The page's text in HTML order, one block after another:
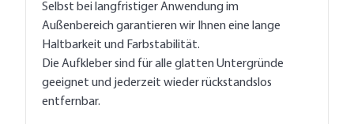
Selbst bei langfristiger Anwendung im
Außenbereich garantieren wir Ihnen eine lange
Haltbarkeit und Farbstabilität.
Die Aufkleber sind für alle glatten Untergründe
geeignet und jederzeit wieder rückstandslos
entfernbar.